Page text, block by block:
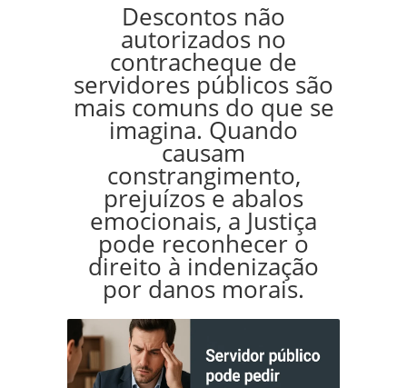
Descontos não
autorizados no
contracheque de
servidores públicos são
mais comuns do que se
imagina. Quando
causam
constrangimento,
prejuízos e abalos
emocionais, a Justiça
pode reconhecer o
direito à indenização
por danos morais.